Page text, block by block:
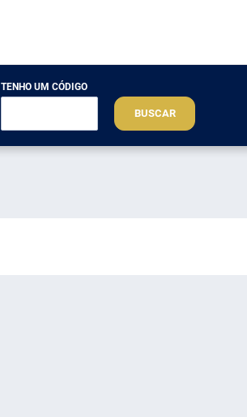
TENHO UM CÓDIGO
BUSCAR